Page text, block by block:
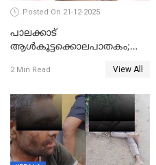
Posted On 21-12-2025
പാലക്കാട്‌
ആൾകൂട്ടക്കൊലപാതകം;
ഊർജ്ജിതമാക്കിമാക്കി
2 Min Read View All